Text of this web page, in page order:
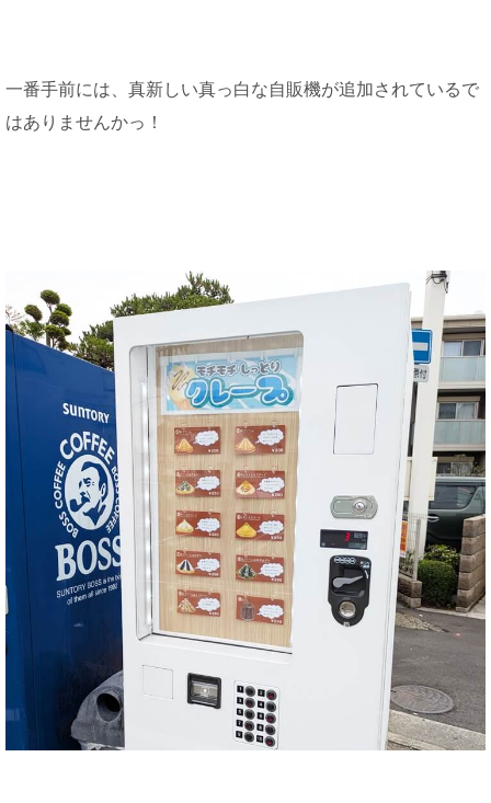
一番手前には、真新しい真っ白な自販機が追加されているで
はありませんかっ！